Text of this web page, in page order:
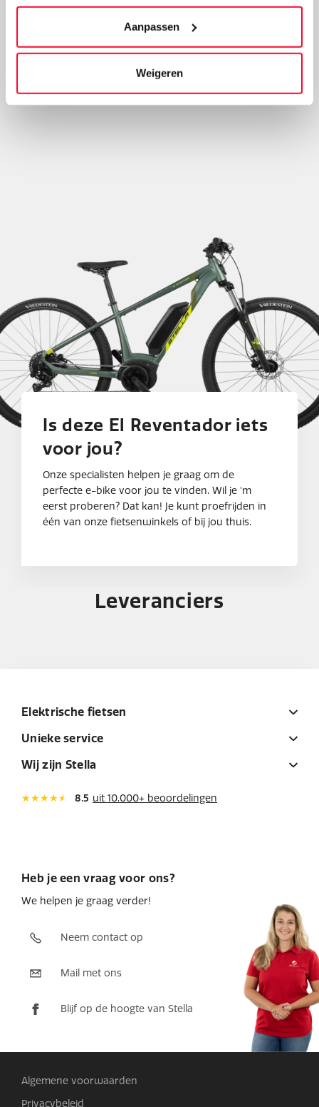
Aanpassen
Weigeren
Is deze El Reventador iets
voor jou?
Onze specialisten helpen je graag om de
perfecte e-bike voor jou te vinden. Wil je 'm
eerst proberen? Dat kan! Je kunt proefrijden in
één van onze fietsenwinkels of bij jou thuis.
Leveranciers
Elektrische fietsen
Unieke service
Wij zijn Stella
Heb je een vraag voor ons?
We helpen je graag verder!
Neem contact op
Mail met ons
Blijf op de hoogte van Stella
8.5 uit 10.000+ beoordelingen
Algemene voorwaarden
Privacybeleid